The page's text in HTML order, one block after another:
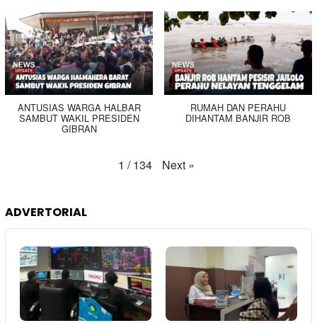
ANTUSIAS WARGA HALBAR
SAMBUT WAKIL PRESIDEN
GIBRAN
RUMAH DAN PERAHU
DIHANTAM BANJIR ROB
1 / 134 Next »
ADVERTORIAL